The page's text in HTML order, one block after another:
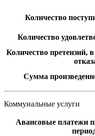
Количество
Количество
Количество претензий,
Сумма
Коммунальные услуги
Авансовые платежи